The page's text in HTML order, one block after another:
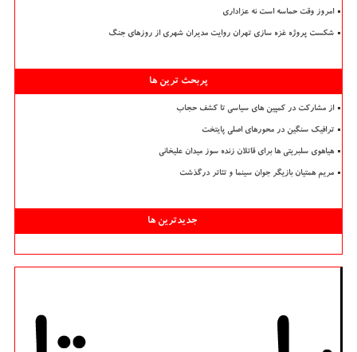
امروز وقت حماسه است نه عزاداری
شکست پروژه غزه سازی تهران روایت مدیران شهری از روزهای جنگ
پربحث ترین ها
از مشارکت در کمپین های سیاسی تا کشف حجاب
ترافیک سنگین در محورهای اصلی پایتخت
هیاهوی سلبریتی ها برای قاتلان زنده سوز میدان علیخانی
مریم همتیان بازیگر جوان سینما و تئاتر درگذشت
جدیدترین ها